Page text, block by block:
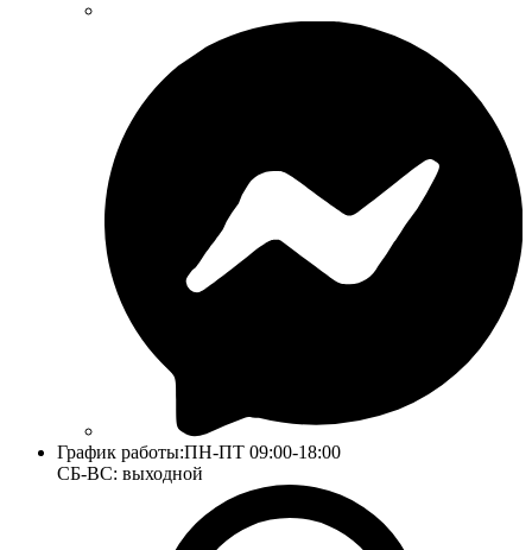
График работы:ПН-ПТ 09:00-18:00
СБ-ВС: выходной